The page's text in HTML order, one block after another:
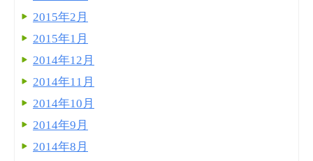
2015年2月
2015年1月
2014年12月
2014年11月
2014年10月
2014年9月
2014年8月